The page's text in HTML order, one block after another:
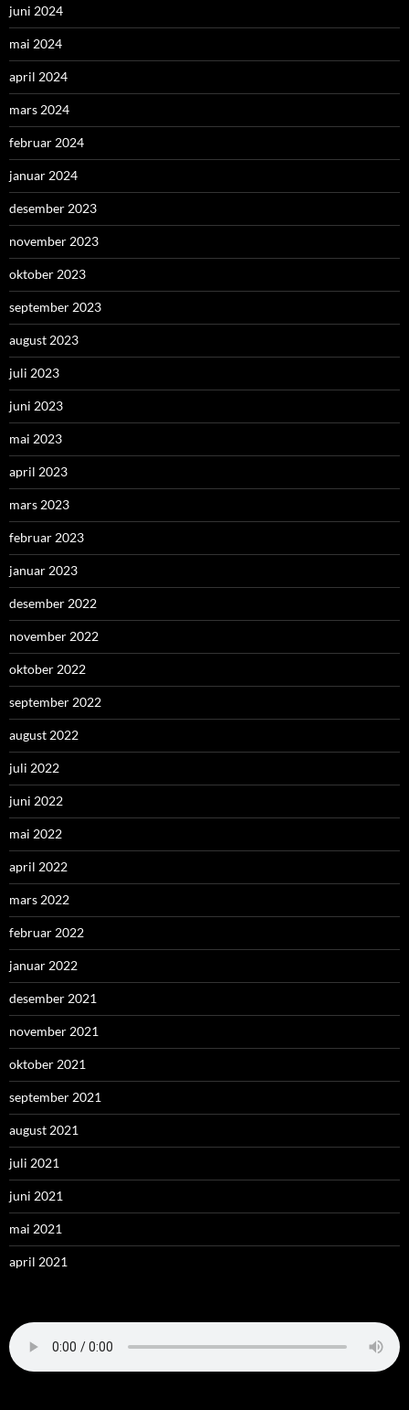
juni 2024
mai 2024
april 2024
mars 2024
februar 2024
januar 2024
desember 2023
november 2023
oktober 2023
september 2023
august 2023
juli 2023
juni 2023
mai 2023
april 2023
mars 2023
februar 2023
januar 2023
desember 2022
november 2022
oktober 2022
september 2022
august 2022
juli 2022
juni 2022
mai 2022
april 2022
mars 2022
februar 2022
januar 2022
desember 2021
november 2021
oktober 2021
september 2021
august 2021
juli 2021
juni 2021
mai 2021
april 2021